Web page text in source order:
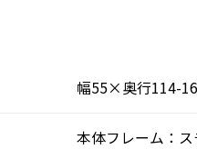
幅55×奥行114-
本体フレーム：